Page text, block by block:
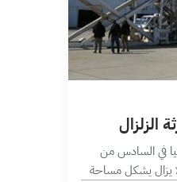
الزلزال
في السادس من
يزال يشكل مساحة